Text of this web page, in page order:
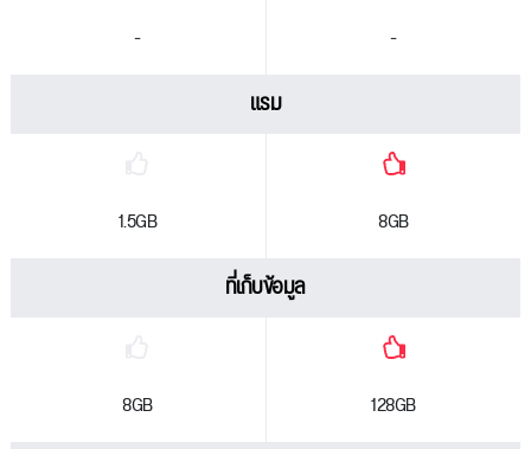
- -
แรม
1.5GB 8GB
ที่เก็บข้อมูล
8GB 128GB